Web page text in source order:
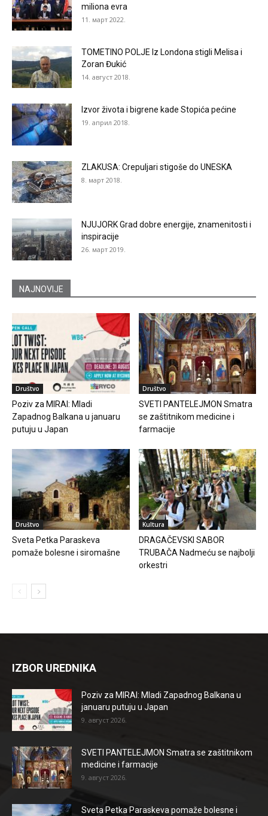
miliona evra
11. март 2022.
TOMETINO POLJE Iz Londona stigli Melisa i
Zoran Đukić
14. август 2018.
Izvor života i bigrene kade Stopića pećine
19. април 2018.
ZLAKUSA: Crepuljari stigoše do UNESKA
8. март 2018.
NJUJORK Grad dobre energije, znamenitosti i
inspiracije
26. март 2019.
NAJNOVIJE
Društvo
Poziv za MIRAI: Mladi
Zapadnog Balkana u januaru
putuju u Japan
Društvo
SVETI PANTELEJMON Smatra
se zaštitnikom medicine i
farmacije
Društvo
Sveta Petka Paraskeva
pomaže bolesne i siromašne
Kultura
DRAGAČEVSKI SABOR
TRUBAČA Nadmeću se najbolji
orkestri
IZBOR UREDNIKA
Poziv za MIRAI: Mladi Zapadnog Balkana u
januaru putuju u Japan
9. август 2026.
SVETI PANTELEJMON Smatra se zaštitnikom
medicine i farmacije
9. август 2026.
Sveta Petka Paraskeva pomaže bolesne i